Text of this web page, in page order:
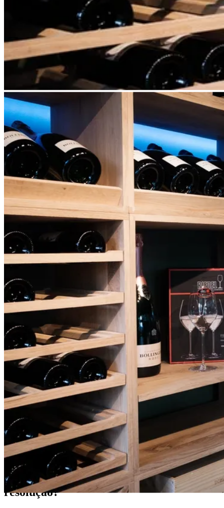
Entrega e devolução
Pretende exercer o seu direito de livre
resolução?